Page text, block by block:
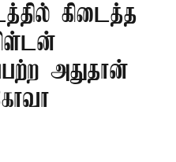
கிடைத்த
அதுதான்